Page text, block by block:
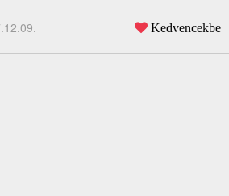
Kedvencekbe